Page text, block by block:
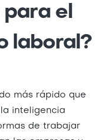
el
laboral?
más rápido que
inteligencia
de trabajar